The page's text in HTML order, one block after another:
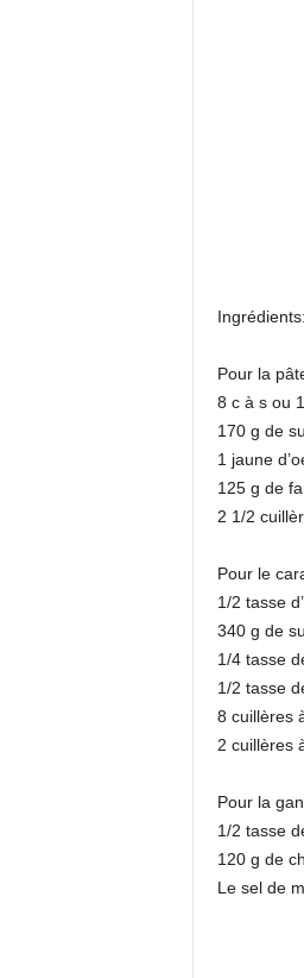
Ingrédients:
Pour la
8 c à s ou
170 g de
1 jaune
125 g de
2 1/2
Pour le
1/2 tasse
340 g de
1/4 tasse
1/2 tasse
8 cuillères
2 cuillères
Pour la
1/2 tasse
120 g de
Le sel de